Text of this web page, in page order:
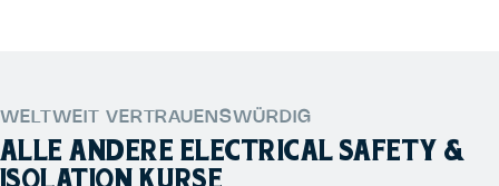
WELTWEIT VERTRAUENSWÜRDIG
ALLE ANDERE ELECTRICAL SAFETY &
ISOLATION KURSE